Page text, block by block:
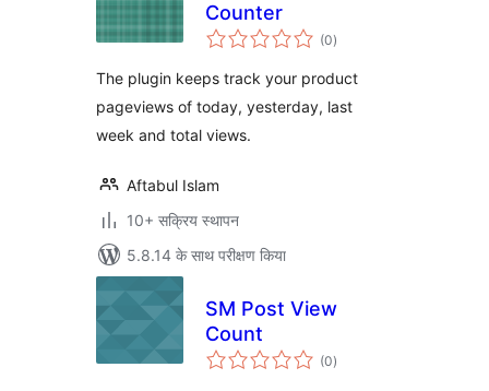
Counter
(0कुल
दर)
The plugin keeps track your product
pageviews of today, yesterday, last
week and total views.
Aftabul Islam
10+ सक्रिय स्थापन
5.8.14 के साथ परीक्षण किया
SM Post View
Count
(0कुल
दर)